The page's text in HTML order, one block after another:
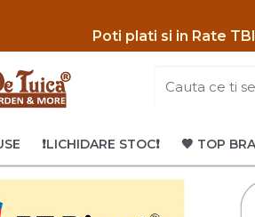
Poti plati si in Rate
❗LICHIDARE STOC❗ 🤎 TOP